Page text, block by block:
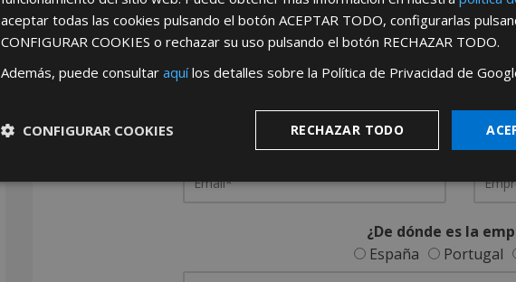
REGÍSTRATE PARA HACERTE
Desdeaquípodrá ver todas las
Rellene este formulario y nos pondremos en contacto
¿De dónde es la
España
Portugal
aceptar todas las cookies pulsando el botón ACEPTAR TODO, configurarlas
CONFIGURAR COOKIES o rechazar su uso pulsando el botón RECHAZAR TODO.
Además, puede consultar aquílos detalles sobre la Política de Privacidad de
RECHAZAR TODO
CONFIGURAR COOKIES